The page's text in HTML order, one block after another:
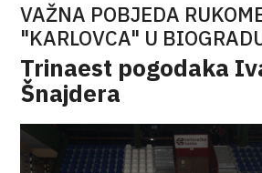
VAŽNA POBJEDA
"KARLOVCA" U
Trinaest pogodaka
Šnajdera